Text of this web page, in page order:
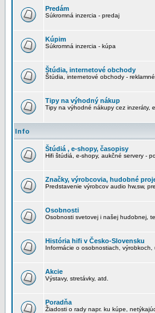
Predám
Súkromná inzercia - predaj
Kúpim
Súkromná inzercia - kúpa
Štúdia, internetové obchody
Štúdia, internetové obchody -
Tipy na výhodný nákup
Tipy na výhodné nákupy cez inzeráty,
Info
Štúdiá , e-shopy, časopisy
Hifi štúdiá, e-shopy, aukčné servery -
Značky, výrobcovia, hudobné
Predstavenie výrobcov audio hw,sw,
Osobnosti
Osobnosti svetovej i našej hudobnej,
História hifi v Česko-Slovensku
Informácie o osobnostiach,
Akcie
Výstavy, stretávky, atd.
Poradňa
Žiadosti o rady napr. ku kúpe,